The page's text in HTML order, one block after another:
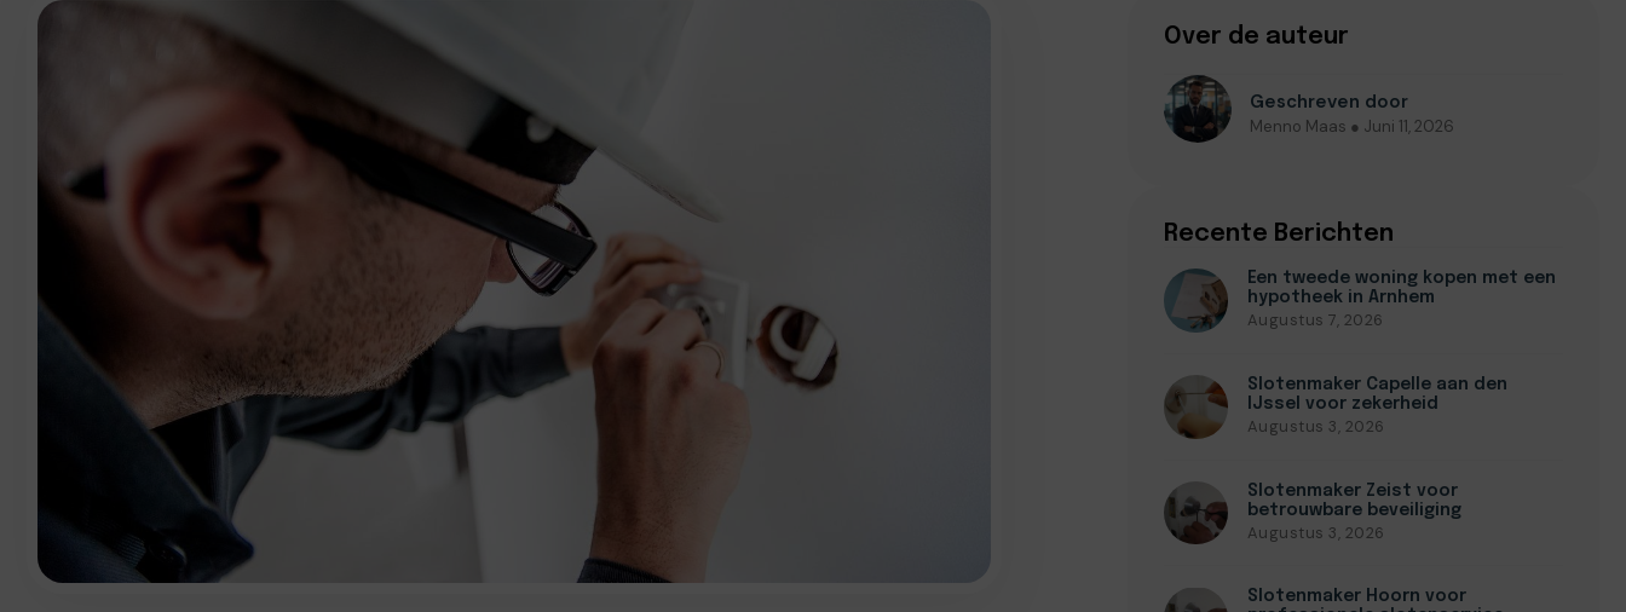
Over de auteur
Geschreven door
Menno Maas ● Juni 11, 2026
Recente Berichten
Een tweede woning kopen met een
hypotheek in Arnhem
Augustus 7, 2026
Slotenmaker Capelle aan den
IJssel voor zekerheid
Augustus 3, 2026
Slotenmaker Zeist voor
betrouwbare beveiliging
Augustus 3, 2026
Slotenmaker Hoorn voor